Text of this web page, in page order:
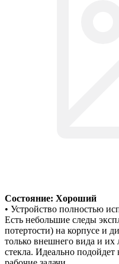
Состояние: Хороший
• Устройство полностью
Есть небольшие следы
потертости) на корпусе и
только внешнего вида и
стекла. Идеально